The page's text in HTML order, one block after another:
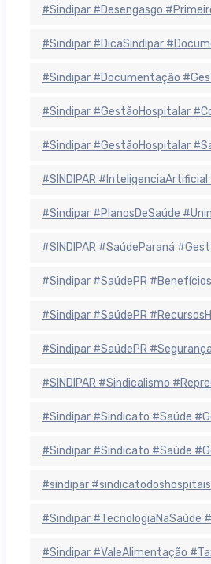
#Sindipar #Desengasgo
#Sindipar #DicaSindipar
#Sindipar #Documentação
#Sindipar #GestãoHospitalar
#Sindipar #GestãoHospitalar
#SINDIPAR
#Sindipar #PlanosDeSaúde
#SINDIPAR #SaúdeParaná
#Sindipar #SaúdePR
#Sindipar #SaúdePR
#Sindipar #SaúdePR
#SINDIPAR #Sindicalismo
#Sindipar #Sindicato #Saúde
#Sindipar #Sindicato #Saúde
#sindipar
#Sindipar #TecnologiaNaSaúde
#Sindipar #ValeAlimentação